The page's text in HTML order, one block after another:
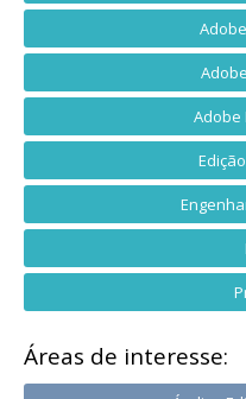
Adobe
Áreas de interesse: